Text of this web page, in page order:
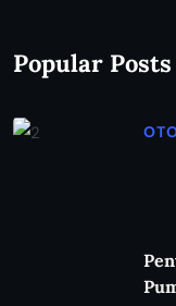
Popular Posts